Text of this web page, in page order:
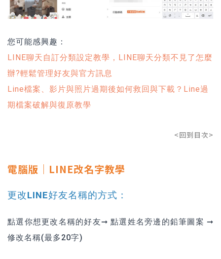
您可能感興趣：
LINE聊天自訂分類設定教學，LINE聊天分類不見了怎麼
辦?輕鬆管理好友與官方訊息
Line檔案、影片與照片過期後如何救回與下載？Line過
期檔案破解與復原教學
<回到目次>
電腦版｜LINE改名字教學
更改LINE好友名稱的方式：
點選你想更改名稱的好友➞ 點選姓名旁邊的鉛筆圖案 ➞
修改名稱(最多20字)